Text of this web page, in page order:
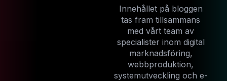
Innehållet på bloggen
tas fram tillsammans
med vårt team av
specialister inom digital
marknadsföring,
webbproduktion,
systemutveckling och e-